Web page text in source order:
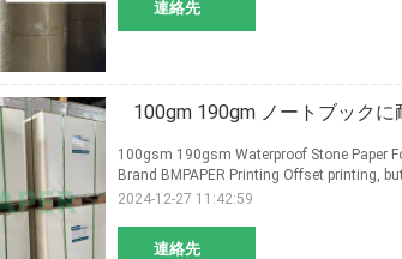
連絡先
100gm 190gm ノートブックに
連絡先
100gsm 190gsm Waterproof Stone Paper
Brand BMPAPER Printing Offset printing,
2024-12-27 11:42:59